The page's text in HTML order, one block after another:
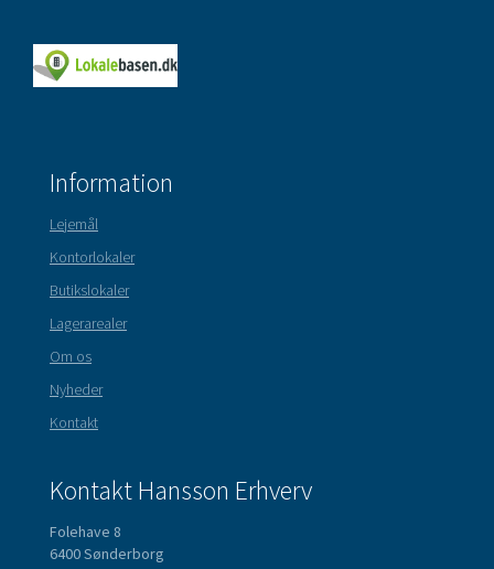
Information
Lejemål
Kontorlokaler
Butikslokaler
Lagerarealer
Om os
Nyheder
Kontakt
Kontakt Hansson Erhverv
Folehave 8
6400 Sønderborg